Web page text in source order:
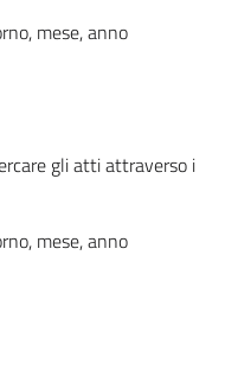
mese, anno
gli atti attraverso i
mese, anno